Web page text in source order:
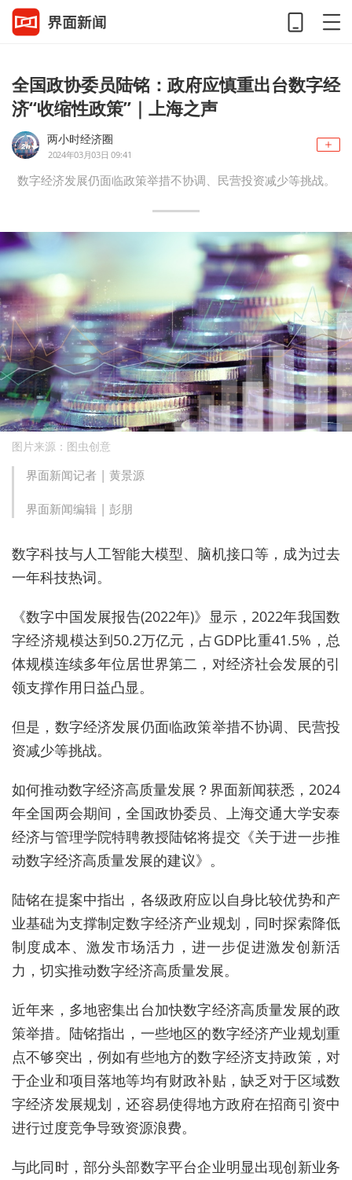
全国政协委员陆铭：政府应慎重出台数字经
济“收缩性政策”｜上海之声
两小时经济圈
2024年03月03日 09:41
数字经济发展仍面临政策举措不协调、民营投资减少等挑战。
图片来源：图虫创意
界面新闻记者 | 黄景源
界面新闻编辑 | 彭朋
数字科技与人工智能大模型、脑机接口等，成为过去
一年科技热词。
《数字中国发展报告(2022年)》显示，2022年我国数
字经济规模达到50.2万亿元，占GDP比重41.5% ，总
体规模连续多年位居世界第二，对经济社会发展的引
领支撑作用日益凸显。
但是， 数字经济发展仍面临政策举措不协调、民营投
资减少等挑战。
如何推动数字经济高质量发展？界面新闻获悉，2024
年全国两会期间，全国政协委员、上海交通大学安泰
经济与管理学院特聘教授陆铭将提交《关于进一步推
动数字经济高质量发展的建议》。
陆铭在提案中指出， 各级政府应以自身比较优势和产
业基础为支撑制定数字经济产业规划，同时探索降低
制度成本、激发市场活力，进一步促进激发创新活
力，切实推动数字经济高质量发展。
近年来，多地密集出台加快数字经济高质量发展的政
策举措。陆铭指出，一些地区的数字经济产业规划重
点不够突出，例如有些地方的数字经济支持政策，对
于企业和项目落地等均有财政补贴，缺乏对于区域数
字经济发展规划，还容易使得地方政府在招商引资中
进行过度竞争导致资源浪费。
与此同时，部分头部数字平台企业明显出现创新业务